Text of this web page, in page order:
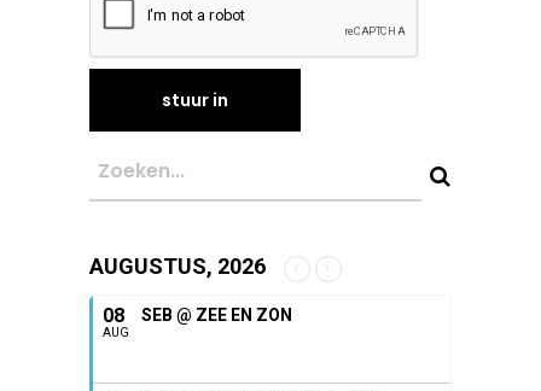
AUGUSTUS, 2026
08
AUG
SEB @ ZEE EN ZON